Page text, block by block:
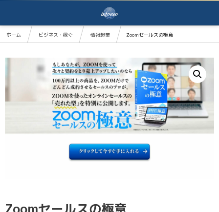
ホーム ビジネス・稼ぐ 情報起業 Zoomセールスの極意
Zoomセールスの極意